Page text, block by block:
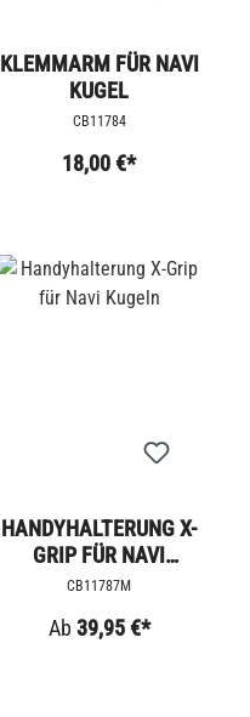
KLEMMARM FÜR NAVI
KUGEL
CB11784
18,00 €*
HANDYHALTERUNG X-
GRIP FÜR NAVI
KUGELN
CB11787M
Ab 39,95 €*